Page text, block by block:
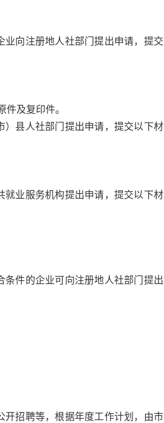
业向注册地人社部门提出申请，提交
及复印件。
）县人社部门提出申请，提交以下材
就业服务机构提出申请，提交以下材
条件的企业可向注册地人社部门提出
开招聘等，根据年度工作计划，由市